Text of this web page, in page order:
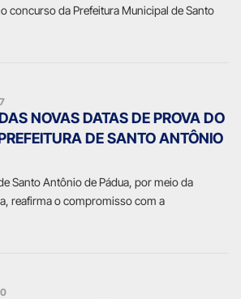
concurso da Prefeitura Municipal de Santo
NOVAS DATAS DE PROVA DO
DE SANTO ANTÔNIO
Santo Antônio de Pádua, por meio da
reafirma o compromisso com a